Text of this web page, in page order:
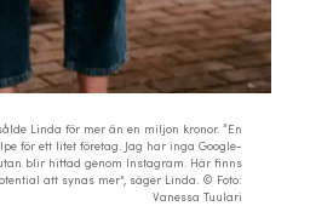
Linda för mer än en miljon kronor. “En
för ett litet företag. Jag har inga Google-
blir hittad genom Instagram. Här finns
att synas mer”, säger Linda. © Foto:
Vanessa Tuulari